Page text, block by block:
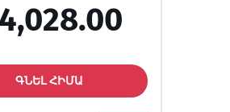
4,028.00
ԳՆԵԼ ՀԻՄԱ